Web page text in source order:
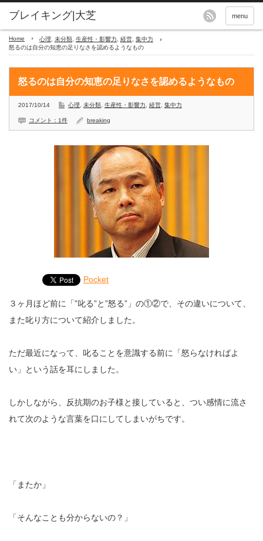
menu
Home 心理 未分類 生産性・影響力 経営 集中力
怒るのは自分の知恵の足りなさを認めるようなもの
怒るのは自分の知恵の足りなさを認めるようなもの
2017/10/14 心理 未分類 生産性・影響力 経営 集中力
コメント：1件 breaking
Pocket
３ヶ月ほど前に「”叱る”と”怒る”」の①②で、その違いについて、
また叱り方について紹介しました。
ただ最近になって、叱ることを意識する前に「怒らなければよ
い」という話を耳にしました。
しかしながら、反抗期のお子様と接していると、つい感情に流さ
れて次のような言葉を口にしてしまいがちです。
「またか」
「そんなことも分からないの？」